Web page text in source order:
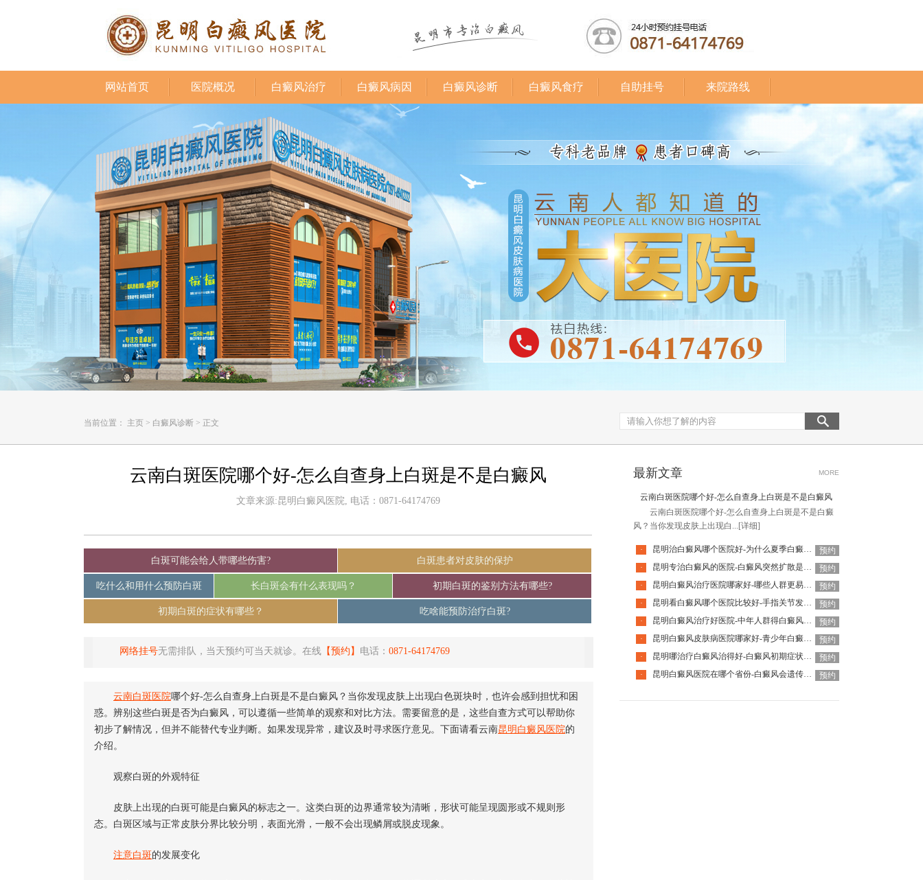
网站首页 医院概况 白癜风治疗 白癜风病因 白癜风诊断 白癜风食疗 自助挂号 来院路线
当前位置： 主页 > 白癜风诊断 > 正文
云南白斑医院哪个好-怎么自查身上白斑是不是白癜风
文章来源:昆明白癜风医院, 电话：0871-64174769
白斑可能会给人带哪些伤害? 白斑患者对皮肤的保护
吃什么和用什么预防白斑 长白斑会有什么表现吗？ 初期白斑的鉴别方法有哪些?
初期白斑的症状有哪些？ 吃啥能预防治疗白斑?
网络挂号无需排队，当天预约可当天就诊。在线 【预约】 电话： 0871-64174769
云南白斑医院哪个好-怎么自查身上白斑是不是白癜风？当你发现皮肤上出现白色斑块时，也许会感到担忧和困
惑。辨别这些白斑是否为白癜风，可以遵循一些简单的观察和对比方法。需要留意的是，这些自查方式可以帮助你
初步了解情况，但并不能替代专业判断。如果发现异常，建议及时寻求医疗意见。下面请看云南昆明白癜风医院的
介绍。
观察白斑的外观特征
皮肤上出现的白斑可能是白癜风的标志之一。这类白斑的边界通常较为清晰，形状可能呈现圆形或不规则形
态。白斑区域与正常皮肤分界比较分明，表面光滑，一般不会出现鳞屑或脱皮现象。
注意白斑的发展变化
最新文章 MORE
云南白斑医院哪个好-怎么自查身上白斑是不是白癜风
云南白斑医院哪个好-怎么自查身上白斑是不是白癜
风？当你发现皮肤上出现白... [详细]
· 昆明治白癜风哪个医院好-为什么夏季白癜风容易复发呢
预约
·
昆明专治白癜风的医院-白癜风突然扩散是什么诱因
预约
·
昆明白癜风治疗医院哪家好-哪些人群更易患白癜风
预约
·
昆明看白癜风哪个医院比较好-手指关节发白是白癜风吗
预约
·
昆明白癜风治疗好医院-中年人群得白癜风的诱因有哪些
预约
·
昆明白癜风皮肤病医院哪家好-青少年白癜风治疗要注意什么
预约
·
昆明哪治疗白癜风治得好-白癜风初期症状如何自我察觉
预约
·
昆明白癜风医院在哪个省份-白癜风会遗传给下一代吗 预约